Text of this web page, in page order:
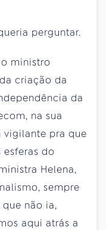
perguntar.
ministro
criação da
da
na sua
vigilante pra que
esferas do
Helena,
sempre
não ia,
aqui atrás a